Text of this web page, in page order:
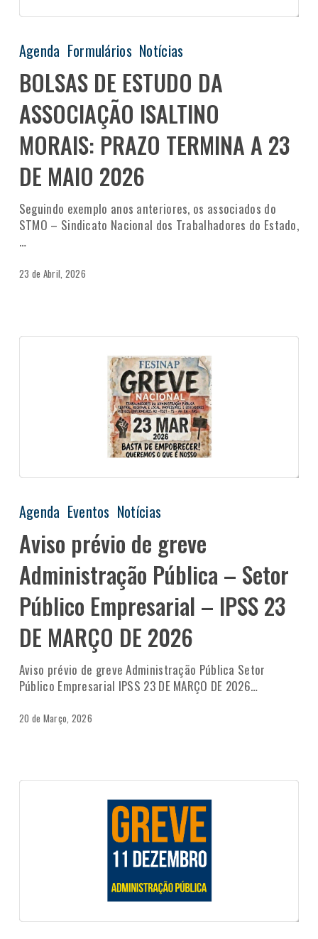
Agenda Formulários Notícias
BOLSAS DE ESTUDO DA
ASSOCIAÇÃO ISALTINO
MORAIS: PRAZO TERMINA A 23
DE MAIO 2026
Seguindo exemplo anos anteriores, os associados do
STMO – Sindicato Nacional dos Trabalhadores do Estado,
…
23 de Abril, 2026
Agenda Eventos Notícias
Aviso prévio de greve
Administração Pública – Setor
Público Empresarial – IPSS 23
DE MARÇO DE 2026
Aviso prévio de greve Administração Pública Setor
Público Empresarial IPSS 23 DE MARÇO DE 2026…
20 de Março, 2026